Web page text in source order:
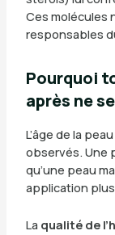
Ces molécules
responsables
Pourquoi
après ne
L’âge de la
observés. Une
qu’une peau
application
La qualité de